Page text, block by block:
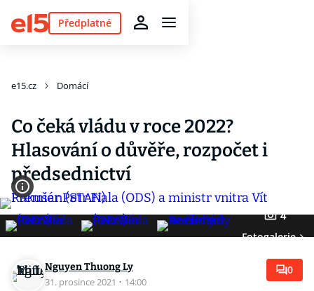
Předplatné
e15.cz Domácí
Co čeká vládu v roce 2022?
Hlasování o důvěře, rozpočet i
předsednictví
4
Fotogalerie
Nguyen Thuong Ly
31. prosince 2021 · 14:00
0